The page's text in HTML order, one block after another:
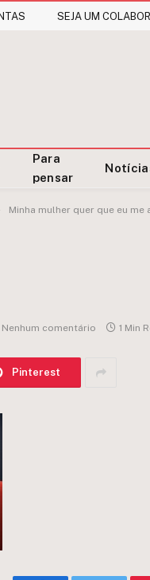
SEJA UM
Para
pensar
Minha mulher quer que eu me
Nenhum comentário 1 Min
Pinterest